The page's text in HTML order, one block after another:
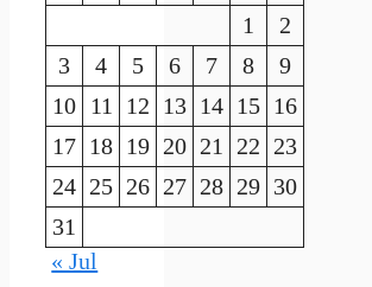
1
2
3
4 5 6 7 8
9
10 11 12 13 14 15 16
17 18 19 20 21 22 23
24 25 26 27 28 29 30
31
« Jul